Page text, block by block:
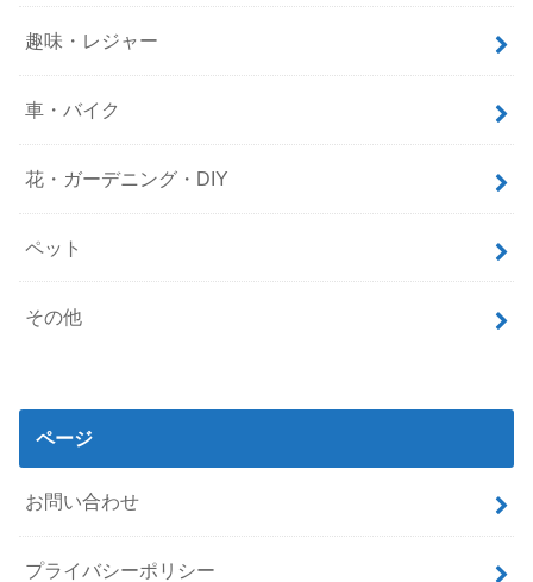
趣味・レジャー
車・バイク
花・ガーデニング・DIY
ペット
その他
ページ
お問い合わせ
プライバシーポリシー